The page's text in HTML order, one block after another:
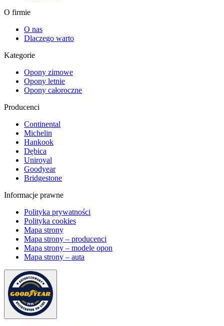
O firmie
O nas
Dlaczego warto
Kategorie
Opony zimowe
Opony letnie
Opony całoroczne
Producenci
Continental
Michelin
Hankook
Dębica
Uniroyal
Goodyear
Bridgestone
Informacje prawne
Polityka prywatności
Polityka cookies
Mapa strony
Mapa strony – producenci
Mapa strony – modele opon
Mapa strony – auta